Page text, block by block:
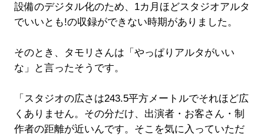
設備のデジタル化のため、1カ月ほどスタジオアルタ
でいいとも!の収録ができない時期がありました。
そのとき、タモリさんは「やっぱりアルタがいい
な」と言ったそうです。
「スタジオの広さは243.5平方メートルでそれほど広
くありません。その分だけ、出演者・お客さん・制
作者の距離が近いんです。そこを気に入っていただ